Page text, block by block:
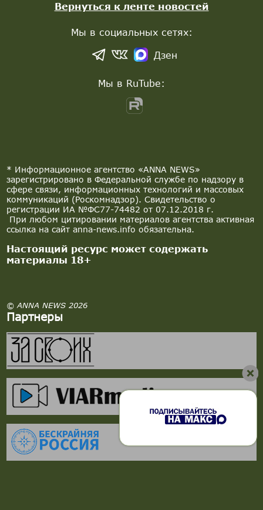
* Информационное агентство «ANNA NEWS»
зарегистрировано в Федеральной службе по надзору в
сфере связи, информационных технологий и массовых
коммуникаций (Роскомнадзор). Свидетельство о
регистрации ИА №ФС77-74482 от 07.12.2018 г.
При любом цитировании материалов агентства активная
ссылка на сайт anna-news.info обязательна.
Настоящий ресурс может содержать
материалы 18+
© ANNA NEWS 2026
Партнеры
Вернуться к ленте новостей
Мы в социальных сетях:
Дзен
Мы в RuTube: